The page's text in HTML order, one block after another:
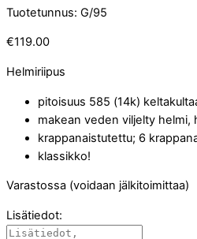
Tuotetunnus: G/95
€119.00
Helmiriipus
pitoisuus 585 (14k)
makean veden viljelty helmi,
krappanaistutettu; 6
klassikko!
Varastossa (voidaan jälkitoimittaa)
Lisätiedot: